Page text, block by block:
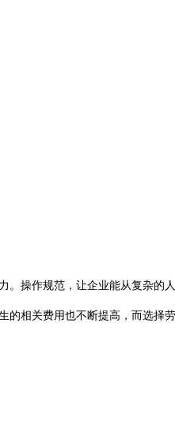
操作规范，让企业能从复杂的
相关费用也不断提高，而选择